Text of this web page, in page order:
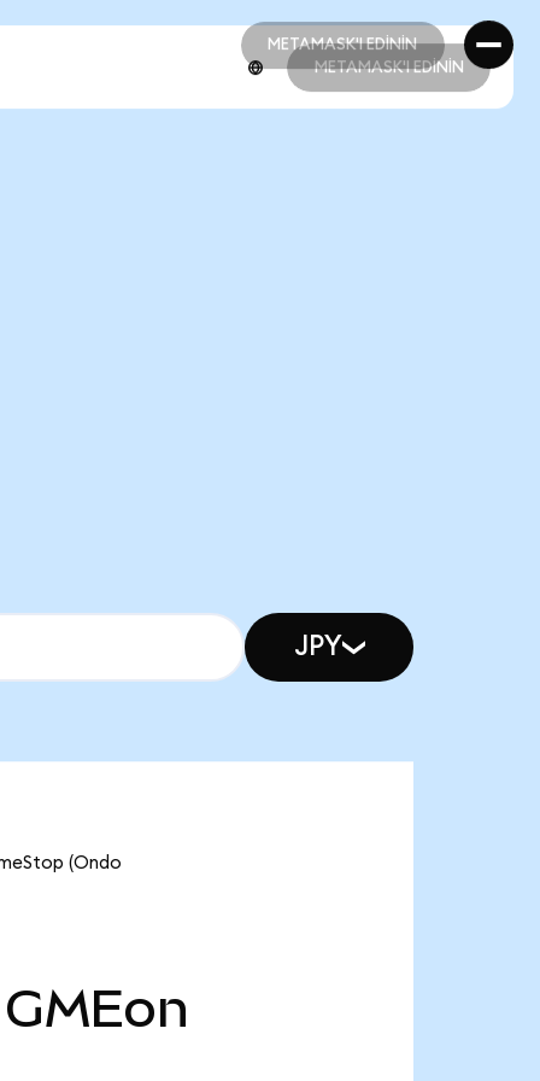
METAMASK'I EDİNİN
METAMASK'I EDİNİN
METAMASK'I EDİNİN
JPY
(Ondo
GMEon